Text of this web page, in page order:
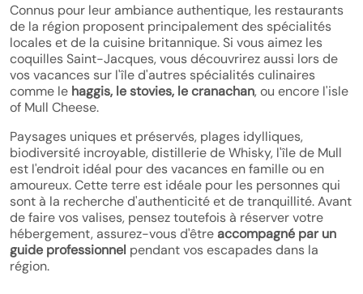
Connus pour leur ambiance authentique, les restaurants
de la région proposent principalement des spécialités
locales et de la cuisine britannique. Si vous aimez les
coquilles Saint-Jacques, vous découvrirez aussi lors de
vos vacances sur l'île d'autres spécialités culinaires
comme le haggis, le stovies, le cranachan, ou encore l'isle
of Mull Cheese.
Paysages uniques et préservés, plages idylliques,
biodiversité incroyable, distillerie de Whisky, l'île de Mull
est l'endroit idéal pour des vacances en famille ou en
amoureux. Cette terre est idéale pour les personnes qui
sont à la recherche d'authenticité et de tranquillité. Avant
de faire vos valises, pensez toutefois à réserver votre
hébergement, assurez-vous d'êtreaccompagné par un
guide professionnel pendant vos escapades dans la
région.